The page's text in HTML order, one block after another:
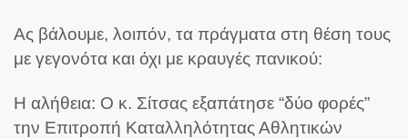
Ας βάλουμε, λοιπόν, τα πράγματα στη θέση τους
με γεγονότα και όχι με κραυγές πανικού:
Η αλήθεια: Ο κ. Σίτσας εξαπάτησε “δύο φορές”
την Επιτροπή Καταλληλότητας Αθλητικών